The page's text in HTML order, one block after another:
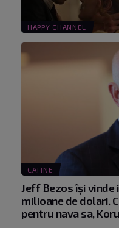
HAPPY CHANNEL
CATINE
Jeff Bezos își vinde
milioane de dolari.
pentru nava sa, Koru